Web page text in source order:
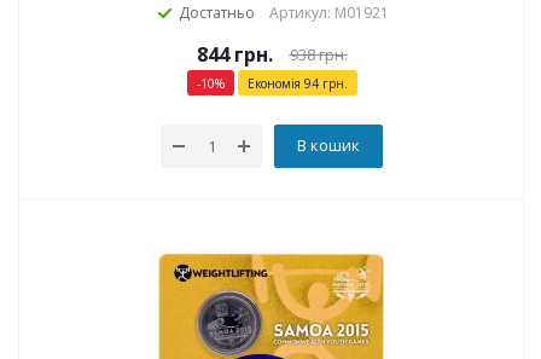
Достатньо Артикул: М01921
844грн. 938грн.
-10% Економія 94грн.
В кошик